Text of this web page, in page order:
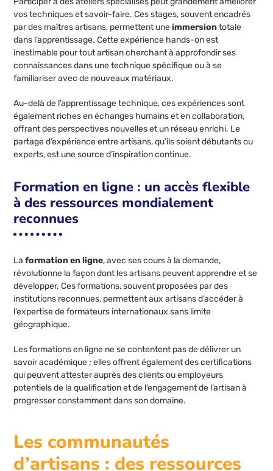
vos techniques et savoir-faire. Ces stages, souvent encadrés
par des maîtres artisans, permettent uneimmersiontotale
dans l’apprentissage. Cette expérience hands-on est
inestimable pour tout artisan cherchant à approfondir ses
connaissances dans une technique spécifique ou à se
familiariser avec de nouveaux matériaux.
Au-delà de l’apprentissage technique, ces expériences sont
également riches en échanges humains et en collaboration,
offrant des perspectives nouvelles et un réseau enrichi. Le
partage d’expérience entre artisans, qu’ils soient débutants ou
experts, est une source d’inspiration continue.
Formation en ligne : un accès flexible
à des ressources mondialement
reconnues
Laformation en ligne, avec ses cours à la demande,
révolutionne la façon dont les artisans peuvent apprendre et se
développer. Ces formations, souvent proposées par des
institutions reconnues, permettent aux artisans d’accéder à
l’expertise de formateurs internationaux sans limite
géographique.
Les formations en ligne ne se contentent pas de délivrer un
savoir académique ; elles offrent également des certifications
qui peuvent attester auprès des clients ou employeurs
potentiels de la qualification et de l’engagement de l’artisan à
progresser constamment dans son domaine.
Les communautés
d’artisans : des ressources